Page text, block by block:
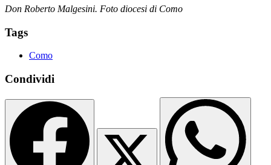
Don Roberto Malgesini. Foto diocesi di Como
Tags
Como
Condividi